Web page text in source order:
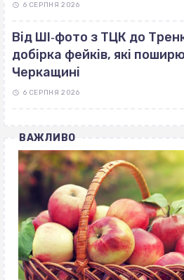
6 СЕРПНЯ 2026
Від ШІ‐фото з ТЦК до
добірка фейків, які
Черкащині
6 СЕРПНЯ 2026
ВАЖЛИВО